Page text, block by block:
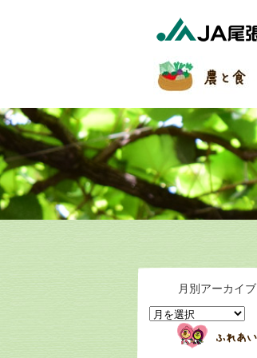
月別アーカイブ